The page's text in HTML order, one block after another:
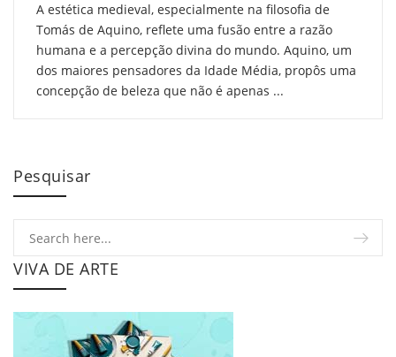
A estética medieval, especialmente na filosofia de
Tomás de Aquino, reflete uma fusão entre a razão
humana e a percepção divina do mundo. Aquino, um
dos maiores pensadores da Idade Média, propôs uma
concepção de beleza que não é apenas ...
Pesquisar
VIVA DE ARTE